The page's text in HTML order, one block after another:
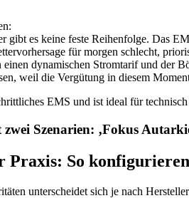
gibt es keine feste Reihenfolge. Das
für morgen schlecht,
dynamischen Stromtarif und der
weil die Vergütung in diesem
EMS und ist ideal für
Szenarien: ‚Fokus
Praxis: So
unterscheidet sich je nach